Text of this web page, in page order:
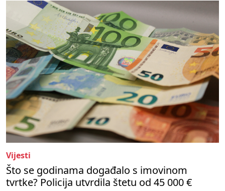
Vijesti
Što se godinama događalo s imovinom
tvrtke? Policija utvrdila štetu od 45 000 €